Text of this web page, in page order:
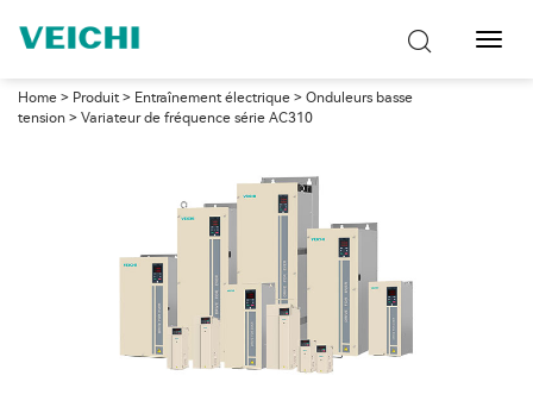
Home > Produit> Entraînement électrique > Onduleurs basse
tension > Variateur de fréquence série AC310